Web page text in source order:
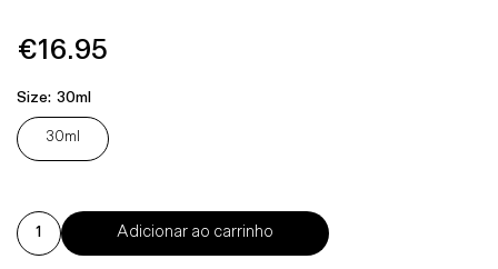
Preço
€16.95
Size: 30ml
30ml
Adicionar ao carrinho